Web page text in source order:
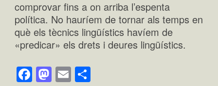
comprovar fins a on arriba l’espenta
política. No hauríem de tornar als temps en
què els tècnics lingüístics havíem de
«predicar» els drets i deures lingüístics.
Facebook
Mastodon
Email